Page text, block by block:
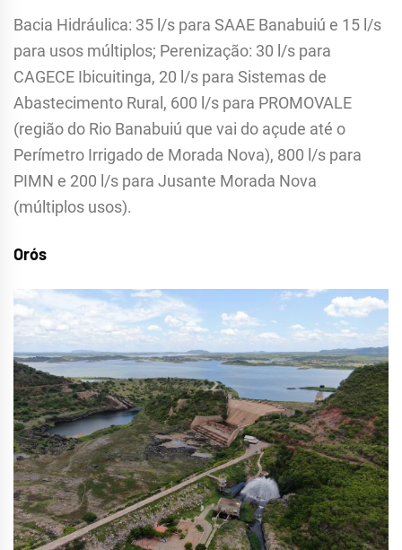
Bacia Hidráulica: 35 l/s para SAAE Banabuiú e 15 l/s
para usos múltiplos; Perenização: 30 l/s para
CAGECE Ibicuitinga, 20 l/s para Sistemas de
Abastecimento Rural, 600 l/s para PROMOVALE
(região do Rio Banabuiú que vai do açude até o
Perímetro Irrigado de Morada Nova), 800 l/s para
PIMN e 200 l/s para Jusante Morada Nova
(múltiplos usos).
Orós